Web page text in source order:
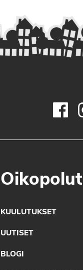
Oikopolut
KUULUTUKSET
UUTISET
BLOGI